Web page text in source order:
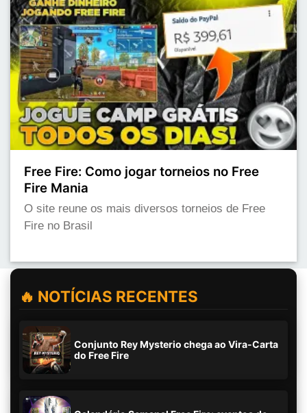
Free Fire: Como jogar torneios no Free
Fire Mania
O site reune os mais diversos torneios de Free
Fire no Brasil
🔥 NOTÍCIAS RECENTES
Conjunto Rey Mysterio chega ao Vira-Carta
do Free Fire